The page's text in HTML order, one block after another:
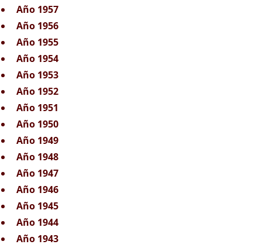
Año 1957
Año 1956
Año 1955
Año 1954
Año 1953
Año 1952
Año 1951
Año 1950
Año 1949
Año 1948
Año 1947
Año 1946
Año 1945
Año 1944
Año 1943